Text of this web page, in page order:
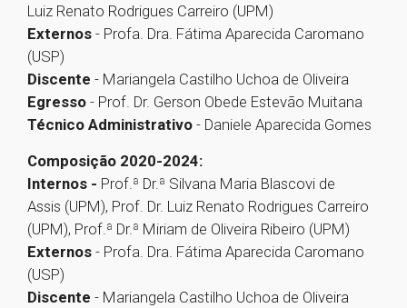
Luiz Renato Rodrigues Carreiro (UPM)
Externos - Profa. Dra. Fátima Aparecida Caromano
(USP)
Discente - Mariangela Castilho Uchoa de Oliveira
Egresso - Prof. Dr. Gerson Obede Estevão Muitana
Técnico Administrativo - Daniele Aparecida Gomes
Composição 2020-2024:
Internos - Prof.ª Dr.ª Silvana Maria Blascovi de
Assis (UPM), Prof. Dr. Luiz Renato Rodrigues Carreiro
(UPM), Prof.ª Dr.ª Miriam de Oliveira Ribeiro (UPM)
Externos - Profa. Dra. Fátima Aparecida Caromano
(USP)
Discente - Mariangela Castilho Uchoa de Oliveira